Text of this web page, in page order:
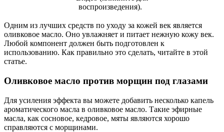
воспроизведения).
Одним из лучших средств по уходу за кожей век является
оливковое масло. Оно увлажняет и питает нежную кожу век.
Любой компонент должен быть подготовлен к
использованию. Как правильно это сделать, читайте в этой
статье.
Оливковое масло против морщин под глазами
Для усиления эффекта вы можете добавить несколько капель
ароматического масла в оливковое масло. Такие эфирные
масла, как сосновое, кедровое, мяты являются хорошо
справляются с морщинами.